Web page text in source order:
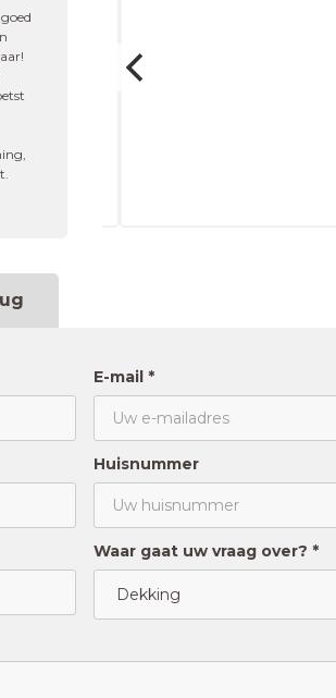
E-mail *
Huisnummer
Waar gaat uw vraag over? *